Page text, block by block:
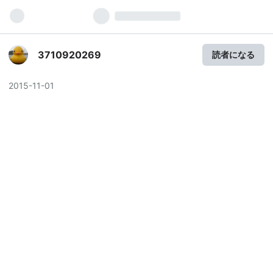
3710920269 読者になる
2015-11-01